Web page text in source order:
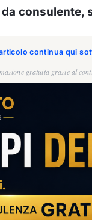
consulente,
continua qui
gratuita grazie al